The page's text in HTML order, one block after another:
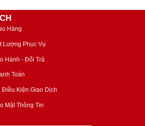
Hàng
Lượng Phục Vụ
Hành - Đổi Trả
Toán
Kiện Giao Dịch
Mật Thông Tin